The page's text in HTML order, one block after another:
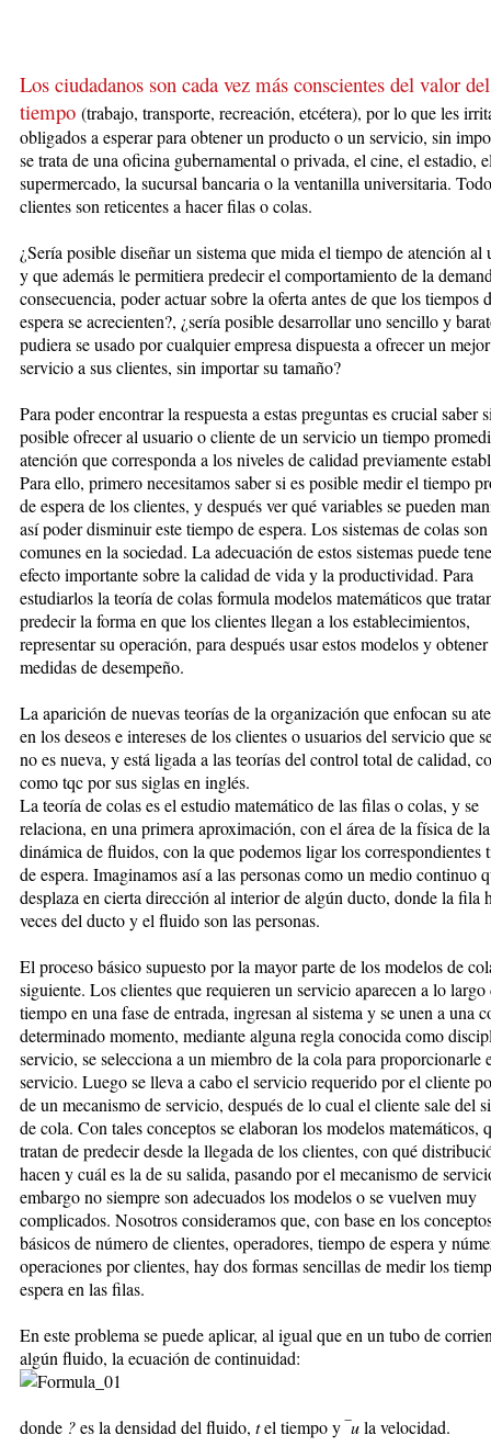
Los ciudadanos son cada vez más conscientes del valor del
tiempo (trabajo, transporte, recreación, etcétera), por lo que les
obligados a esperar para obtener un producto o un servicio, sin
se trata de una oficina gubernamental o privada, el cine, el estadio,
supermercado, la sucursal bancaria o la ventanilla universitaria.
clientes son reticentes a hacer filas o colas.
¿Sería posible diseñar un sistema que mida el tiempo de atención al
y que además le permitiera predecir el comportamiento de la
consecuencia, poder actuar sobre la oferta antes de que los tiempos
espera se acrecienten?, ¿sería posible desarrollar uno sencillo y
pudiera se usado por cualquier empresa dispuesta a ofrecer un mejor
servicio a sus clientes, sin importar su tamaño?
Para poder encontrar la respuesta a estas preguntas es crucial saber
posible ofrecer al usuario o cliente de un servicio un tiempo
atención que corresponda a los niveles de calidad previamente
Para ello, primero necesitamos saber si es posible medir el tiempo
de espera de los clientes, y después ver qué variables se pueden
así poder disminuir este tiempo de espera. Los sistemas de colas
comunes en la sociedad. La adecuación de estos sistemas puede
efecto importante sobre la calidad de vida y la productividad. Para
estudiarlos la teoría de colas formula modelos matemáticos que
predecir la forma en que los clientes llegan a los establecimientos,
representar su operación, para después usar estos modelos y obtener
medidas de desempeño.
La aparición de nuevas teorías de la organización que enfocan su
en los deseos e intereses de los clientes o usuarios del servicio que
no es nueva, y está ligada a las teorías del control total de calidad,
como tqc por sus siglas en inglés.
La teoría de colas es el estudio matemático de las filas o colas, y se
relaciona, en una primera aproximación, con el área de la física de la
dinámica de fluidos, con la que podemos ligar los correspondientes
de espera. Imaginamos así a las personas como un medio continuo
desplaza en cierta dirección al interior de algún ducto, donde la fila
veces del ducto y el fluido son las personas.
El proceso básico supuesto por la mayor parte de los modelos de
siguiente. Los clientes que requieren un servicio aparecen a lo largo
tiempo en una fase de entrada, ingresan al sistema y se unen a una
determinado momento, mediante alguna regla conocida como
servicio, se selecciona a un miembro de la cola para proporcionarle
servicio. Luego se lleva a cabo el servicio requerido por el cliente
de un mecanismo de servicio, después de lo cual el cliente sale del
de cola. Con tales conceptos se elaboran los modelos matemáticos,
tratan de predecir desde la llegada de los clientes, con qué
hacen y cuál es la de su salida, pasando por el mecanismo de
embargo no siempre son adecuados los modelos o se vuelven muy
complicados. Nosotros consideramos que, con base en los
básicos de número de clientes, operadores, tiempo de espera y
operaciones por clientes, hay dos formas sencillas de medir los
espera en las filas.
En este problema se puede aplicar, al igual que en un tubo de
algún fluido, la ecuación de continuidad:
donde ?es la densidad del fluido, tel tiempo y‾ula velocidad.